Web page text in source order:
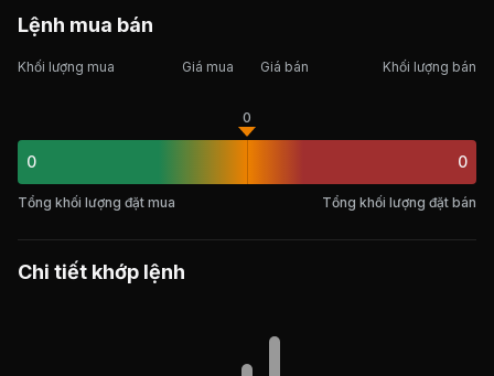
Lệnh mua bán
Khối lượng mua Giá mua Giá bán Khối lượng bán
0
0
0
Tổng khối lượng đặt mua Tổng khối lượng đặt bán
Chi tiết khớp lệnh